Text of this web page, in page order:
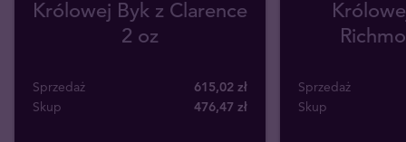
Królowej Byk z Clarence
2 oz
Sprzedaż
615,02 zł
Skup
476,47 zł
Sprzedaż
Skup